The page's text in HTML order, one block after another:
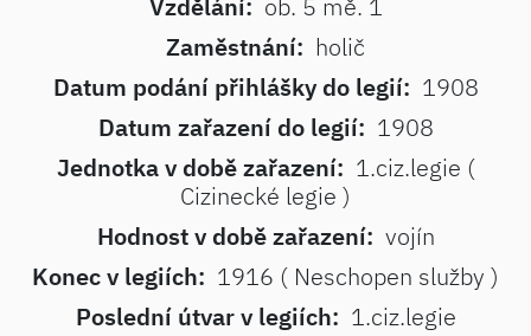
Vzdělání: ob. 5 mě. 1
Zaměstnání: holič
Datum podání přihlášky do legií: 1908
Datum zařazení do legií: 1908
Jednotka v době zařazení: 1.ciz.legie (
Cizinecké legie )
Hodnost v době zařazení: vojín
Konec v legiích: 1916 ( Neschopen služby )
Poslední útvar v legiích: 1.ciz.legie